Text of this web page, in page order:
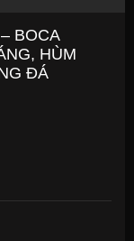
BOCA
HÙM
ĐÁ